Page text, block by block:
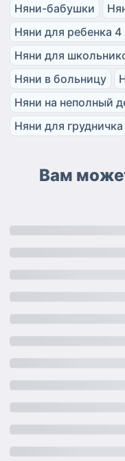
Няни-бабушки
Няни для ребенка 4
Няни для
Няни в больницу
Няни на неполный
Няни для грудничка
Вам